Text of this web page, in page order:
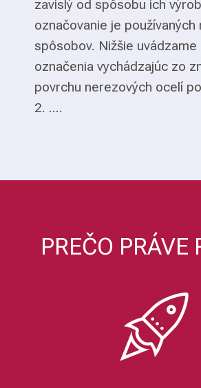
zavislý od spôsobu ich
označovanie je používaných
spôsobov. Nižšie uvádzame
označenia vychádzajúc zo
povrchu nerezových ocelí
2. ....
PREČO PRÁVE